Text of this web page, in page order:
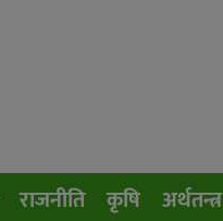
राजनीति कृषि अर्थतन्त्र